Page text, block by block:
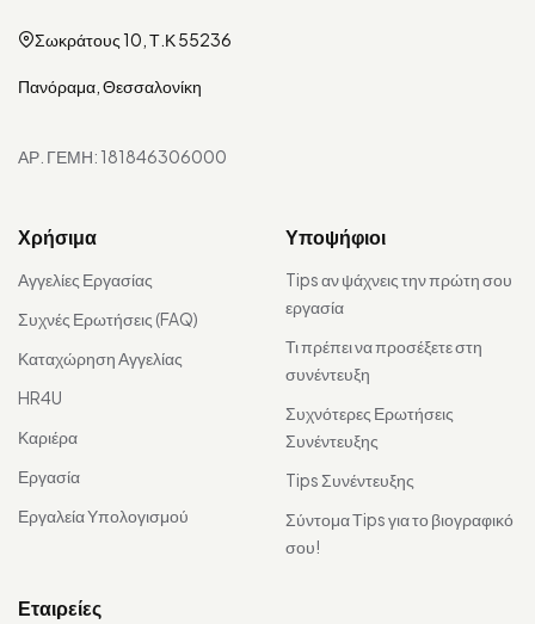
Σωκράτους 10, Τ.Κ 55236
Πανόραμα, Θεσσαλονίκη
ΑΡ. ΓΕΜΗ: 181846306000
Χρήσιμα
Αγγελίες Εργασίας
Συχνές Ερωτήσεις (FAQ)
Καταχώρηση Αγγελίας
HR4U
Καριέρα
Εργασία
Εργαλεία Υπολογισμού
Υποψήφιοι
Tips αν ψάχνεις την πρώτη σου
εργασία
Τι πρέπει να προσέξετε στη
συνέντευξη
Συχνότερες Ερωτήσεις
Συνέντευξης
Tips Συνέντευξης
Σύντομα Τips για το βιογραφικό
σου!
Εταιρείες